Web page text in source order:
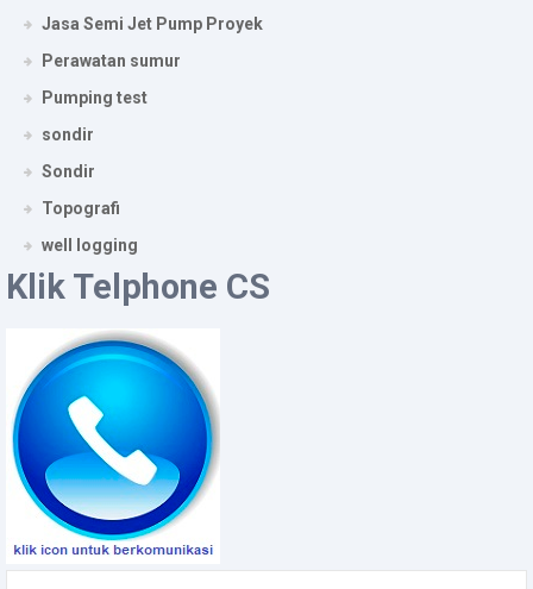
Jasa Semi Jet Pump Proyek
Perawatan sumur
Pumping test
sondir
Sondir
Topografi
well logging
Klik Telphone CS